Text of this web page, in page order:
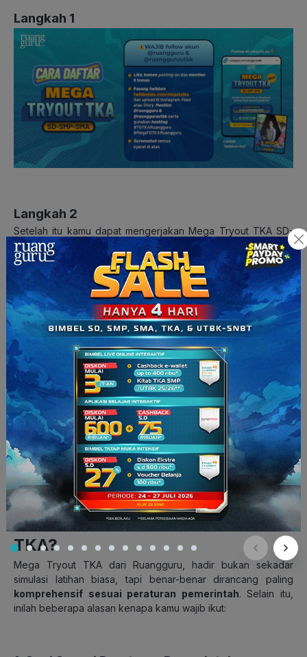
Langkah 1
Langkah 2
Setelah itu kamu dapat mengerjakan Mega Tryout TKA SD-
SMP-SMA sesuai dengan periode tanggal yang sudah
ditentukan, yaitu 18 – 29 September 2025 di aplikasi atau
website Ruangguru. Berikut cara akses tryout-nya:
Baca Juga: Pedoman TKA 2026 SD dan SMP: Jadwal,
Mata Uji, Alurnya
Kenapa Harus Ikutan Mega Tryout
TKA?
Mega Tryout TKA dari Ruangguru, hadir bukan sekadar
simulasi latihan biasa, tapi benar-benar dirancang paling
komprehensif sesuai peraturan pemerintah. Selain itu,
inilah beberapa alasan kenapa kamu wajib ikut: